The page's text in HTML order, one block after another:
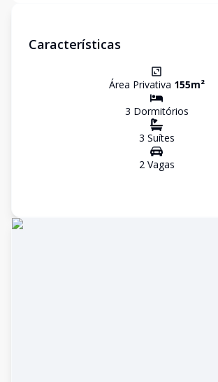
Características
Área Privativa 155m²
3 Dormitórios
3 Suítes
2Vagas